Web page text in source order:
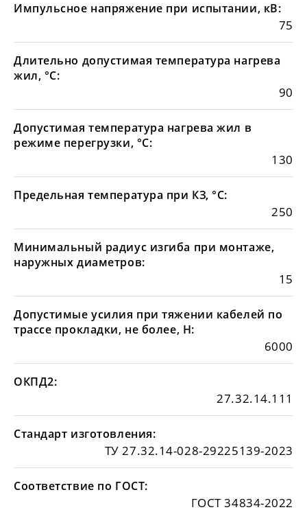
Импульсное напряжение при испытании, кВ:
75
Длительно допустимая температура нагрева
жил, °С:
90
Допустимая температура нагрева жил в
режиме перегрузки, °С:
130
Предельная температура при КЗ, °С:
250
Минимальный радиус изгиба при монтаже,
наружных диаметров:
15
Допустимые усилия при тяжении кабелей по
трассе прокладки, не более, Н:
6000
ОКПД2:
27.32.14.111
Стандарт изготовления:
ТУ 27.32.14-028-29225139-2023
Соответствие по ГОСТ:
ГОСТ 34834-2022